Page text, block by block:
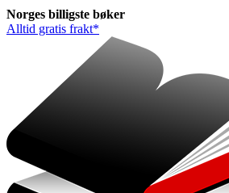
Norges billigste bøker
Alltid gratis frakt*